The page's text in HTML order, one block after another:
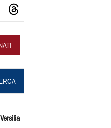
Versilia